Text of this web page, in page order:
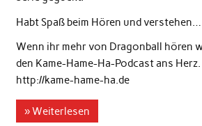
Habt Spaß beim Hören und verstehen…
Wenn ihr mehr von Dragonball hören
den Kame-Hame-Ha-Podcast ans Herz.
http://kame-hame-ha.de
» Weiterlesen